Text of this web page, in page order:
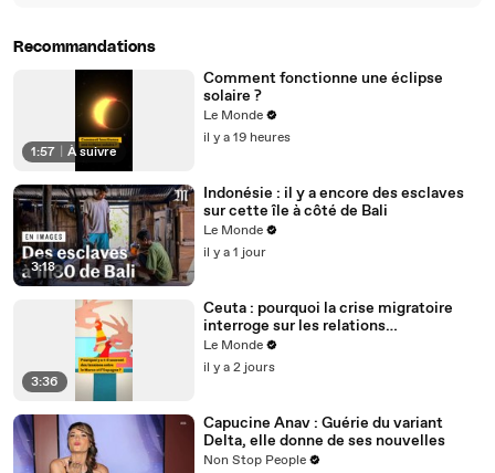
Recommandations
1:57 À suivre
Comment fonctionne une éclipse
solaire ?
Le Monde
il y a 19 heures
3:18
Indonésie : il y a encore des esclaves
sur cette île à côté de Bali
Le Monde
il y a 1 jour
3:36
Ceuta : pourquoi la crise migratoire
interroge sur les relations
diplomatiques entre le Maroc et
l’Espagne ?
Le Monde
il y a 2 jours
Capucine Anav : Guérie du variant
Delta, elle donne de ses nouvelles
Non Stop People